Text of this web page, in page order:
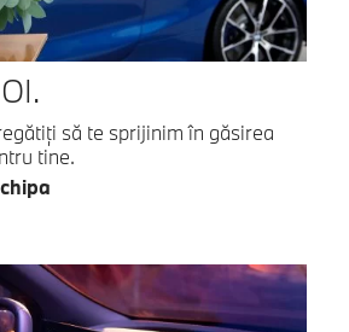
să te sprijinim în găsirea
tine.